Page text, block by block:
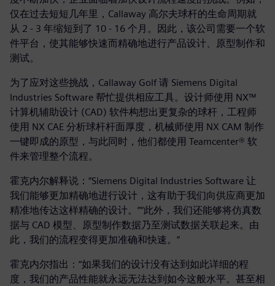
仅在过去短短几年里，Callaway 高尔夫球杆的生命周期就
从 2 - 3 年缩短到了 10 - 16 个月。因此，该公司需要一个软
件平台，使其能够快速而精确地进行产品设计、原型制作和
测试。
为了应对这些挑战，Callaway Golf 请 Siemens Digital
Industries Software 帮忙提供相应工具。设计师使用 NX™
计算机辅助设计 (CAD) 软件构想出更复杂的球杆，工程师
使用 NX CAE 分析球杆杆面厚度，机械师使用 NX CAM 制作
一键即成的原型，与此同时，他们都使用 Teamcenter® 软
件来管理整个流程。
霍克内尔解释说：“Siemens Digital Industries Software 让
我们能够更加精确地进行设计，这有助于我们向供应商更加
精准地传达这样精确的设计。”“此外，我们还能够将仿真数
据与 CAD 模型、原型制作数据乃至测试数据关联起来。由
此，我们的流程变得更加准确和快速。”
霍克内尔指出：“如果我们的设计没有达到如此详细的程
度，我们的产品性能就永远无法达到如今这般水平。甚至相